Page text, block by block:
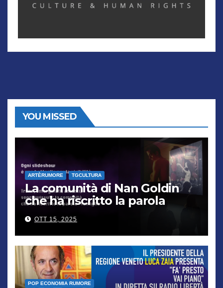
YOU MISSED
ARTÈRUMORE TGCULTURA
La comunità di Nan Goldin
che ha riscritto la parola
“famiglia”
OTT 15, 2025
POP ECONOMIA RUMORE